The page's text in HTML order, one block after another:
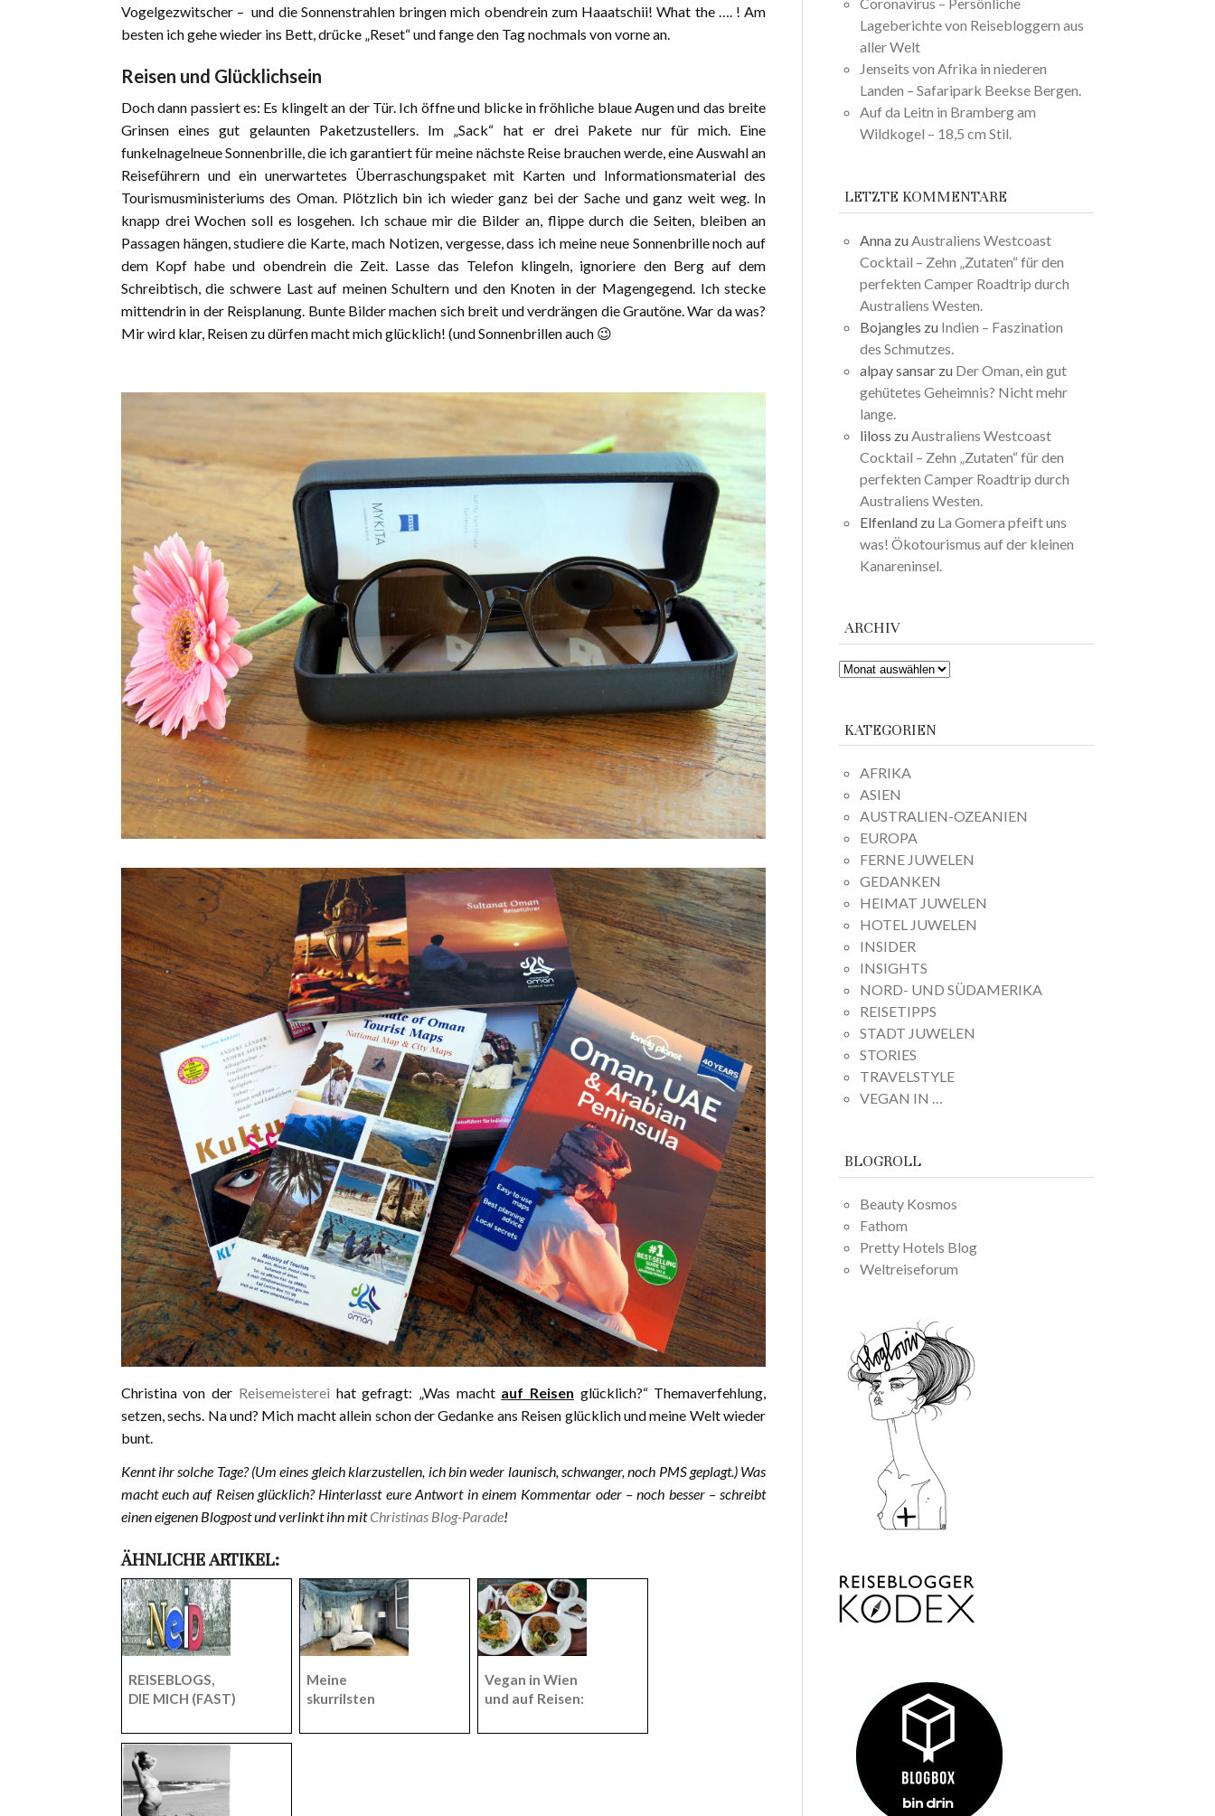
Vogelgezwitscher – und die Sonnenstrahlen bringen mich obendrein zum Haaatschii! What the …. ! Am
besten ich gehe wieder ins Bett, drücke „Reset“ und fange den Tag nochmals von vorne an.
Reisen und Glücklichsein
Doch dann passiert es: Es klingelt an der Tür. Ich öffne und blicke in fröhliche blaue Augen und das breite
Grinsen eines gut gelaunten Paketzustellers. Im „Sack“ hat er drei Pakete nur für mich. Eine
funkelnagelneue Sonnenbrille, die ich garantiert für meine nächste Reise brauchen werde, eine Auswahl an
Reiseführern und ein unerwartetes Überraschungspaket mit Karten und Informationsmaterial des
Tourismusministeriums des Oman. Plötzlich bin ich wieder ganz bei der Sache und ganz weit weg. In
knapp drei Wochen soll es losgehen. Ich schaue mir die Bilder an, flippe durch die Seiten, bleiben an
Passagen hängen, studiere die Karte, mach Notizen, vergesse, dass ich meine neue Sonnenbrille noch auf
dem Kopf habe und obendrein die Zeit. Lasse das Telefon klingeln, ignoriere den Berg auf dem
Schreibtisch, die schwere Last auf meinen Schultern und den Knoten in der Magengegend. Ich stecke
mittendrin in der Reisplanung. Bunte Bilder machen sich breit und verdrängen die Grautöne. War da was?
Mir wird klar, Reisen zu dürfen macht mich glücklich! (und Sonnenbrillen auch 😉
Christina von der Reisemeisterei hat gefragt: „Was macht auf Reisen glücklich?“ Themaverfehlung,
setzen, sechs. Na und? Mich macht allein schon der Gedanke ans Reisen glücklich und meine Welt wieder
bunt.
Kennt ihr solche Tage? (Um eines gleich klarzustellen, ich bin weder launisch, schwanger, noch PMS geplagt.) Was
macht euch auf Reisen glücklich? Hinterlasst eure Antwort in einem Kommentar oder – noch besser – schreibt
einen eigenen Blogpost und verlinkt ihn mitChristinas Blog-Parade!
ÄHNLICHE ARTIKEL:
REISEBLOGS,
DIE MICH (FAST)
STIMMEN.
Meine
skurrilsten
n auf Reisen –
Vegan in Wien
und auf Reisen:
ihre Tipps.
Coronavirus – Persönliche
Lageberichte von Reisebloggern aus
aller Welt
Jenseits von Afrika in niederen
Landen – Safaripark Beekse Bergen.
Auf da Leitn in Bramberg am
Wildkogel – 18,5 cm Stil.
LETZTE KOMMENTARE
Anna zu Australiens Westcoast
Cocktail – Zehn „Zutaten“ für den
perfekten Camper Roadtrip durch
Australiens Westen.
Bojangles zu Indien – Faszination
des Schmutzes.
alpay sansar zu Der Oman, ein gut
gehütetes Geheimnis? Nicht mehr
lange.
liloss zu Australiens Westcoast
Cocktail – Zehn „Zutaten“ für den
perfekten Camper Roadtrip durch
Australiens Westen.
Elfenland zu La Gomera pfeift uns
was! Ökotourismus auf der kleinen
Kanareninsel.
ARCHIV
ARCHIV
KATEGORIEN
AFRIKA
ASIEN
AUSTRALIEN-OZEANIEN
EUROPA
FERNE JUWELEN
GEDANKEN
HEIMAT JUWELEN
HOTEL JUWELEN
INSIDER
INSIGHTS
NORD- UND SÜDAMERIKA
REISETIPPS
STADT JUWELEN
STORIES
TRAVELSTYLE
VEGAN IN …
BLOGROLL
Beauty Kosmos
Fathom
Pretty Hotels Blog
Weltreiseforum